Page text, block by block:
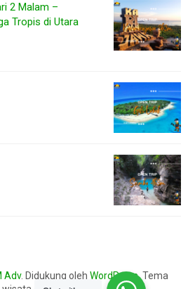
2 Malam –
Tropis di Utara
Adv. Didukung oleh WordPress. Tema